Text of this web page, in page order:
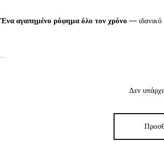
Ένα αγαπημένο ρόφημα όλο τον χρόνο — ιδανικό
Δεν